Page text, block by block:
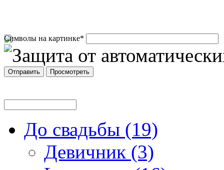
Символы на картинке*
До свадьбы (19)
Девичник (3)